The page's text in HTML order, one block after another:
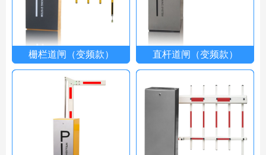
栅栏道闸（变频款） 直杆道闸（变频款）